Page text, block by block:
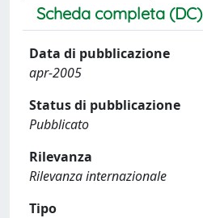
Scheda completa (DC)
Data di pubblicazione
apr-2005
Status di pubblicazione
Pubblicato
Rilevanza
Rilevanza internazionale
Tipo